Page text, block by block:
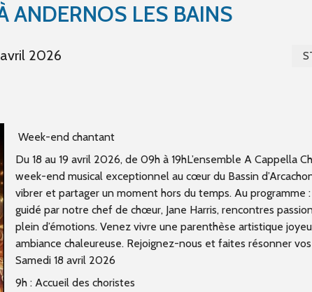
ANDERNOS LES BAINS
2026
Week-end chantant
Du 18 au 19 avril 2026, de 09h à 19hL’ensemble A Cappella
week-end musical exceptionnel au cœur du Bassin
vibrer et partager un moment hors du temps. Au programme
guidé par notre chef de chœur, Jane Harris, rencontres
plein d’émotions. Venez vivre une parenthèse artistique
ambiance chaleureuse. Rejoignez-nous et faites résonner
Samedi 18 avril 2026
9h : Accueil des choristes